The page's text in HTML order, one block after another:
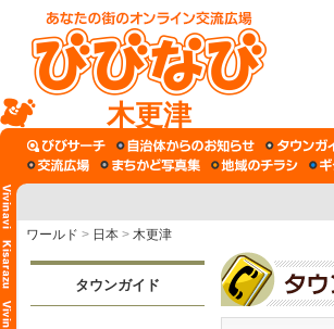
木更津
ワールド > 日本 > 木更津
タウンガイド